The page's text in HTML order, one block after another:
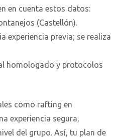
en cuenta estos datos:
(Castellón).
experiencia previa; se realiza
homologado y protocolos
como rafting en
experiencia segura,
del grupo. Así, tu plan de